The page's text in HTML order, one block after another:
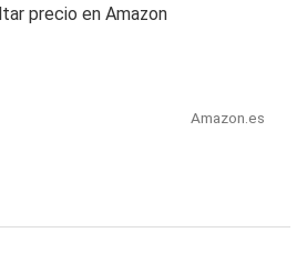
precio en Amazon
Amazon.es